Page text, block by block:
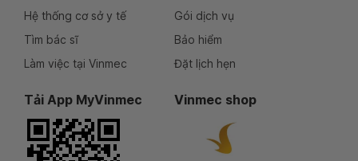
Hệ thống cơ sở y tế
Tìm bác sĩ
Làm việc tại Vinmec
Gói dịch vụ
Bảo hiểm
Đặt lịch hẹn
Tải App MyVinmec Vinmec shop